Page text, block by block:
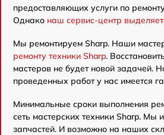
предоставляющих услуги по
Однако наш сервис-центр
Мы ремонтируем Sharp. Наши
ремонту техники Sharp.
мастеров не будет новой задачей.
проведенных работ у нас имеется
Минимальные сроки выполнения
сеть мастерских техники Sharp. Мы
запчастей. И возможно на наших